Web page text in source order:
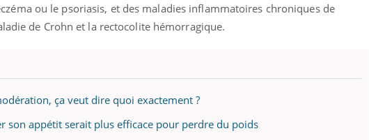
ou le psoriasis, et des maladies inflammatoires chroniques de
de Crohn et la rectocolite hémorragique.
ça veut dire quoi exactement ?
son appétit serait plus efficace pour perdre du poids